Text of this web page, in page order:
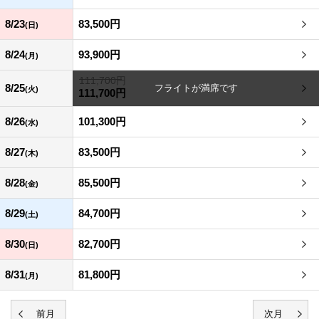
8/23(日) 83,500円
8/24(月) 93,900円
8/25(火)
111,700円
111,700円
8/26(水) 101,300円
8/27(木) 83,500円
8/28(金) 85,500円
8/29(土) 84,700円
8/30(日) 82,700円
8/31(月) 81,800円